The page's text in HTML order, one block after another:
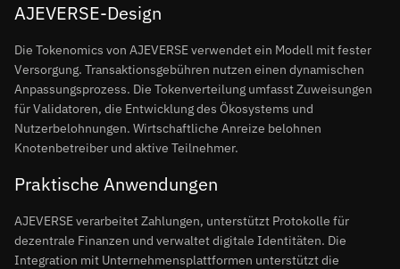
AJEVERSE-Design
Die Tokenomics von AJEVERSE verwendet ein Modell mit fester
Versorgung. Transaktionsgebühren nutzen einen dynamischen
Anpassungsprozess. Die Tokenverteilung umfasst Zuweisungen
für Validatoren, die Entwicklung des Ökosystems und
Nutzerbelohnungen. Wirtschaftliche Anreize belohnen
Knotenbetreiber und aktive Teilnehmer.
Praktische Anwendungen
AJEVERSE verarbeitet Zahlungen, unterstützt Protokolle für
dezentrale Finanzen und verwaltet digitale Identitäten. Die
Integration mit Unternehmensplattformen unterstützt die